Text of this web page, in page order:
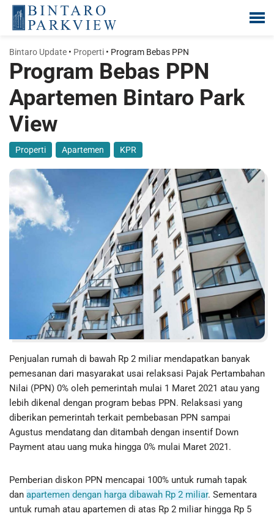
Lompat
ke
konten
Bintaro Update • Properti • Program Bebas PPN
Program Bebas PPN
Apartemen Bintaro Park
View
Properti Apartemen KPR
Penjualan rumah di bawah Rp 2 miliar mendapatkan banyak
pemesanan dari masyarakat usai relaksasi Pajak Pertambahan
Nilai (PPN) 0% oleh pemerintah mulai 1 Maret 2021 atau yang
lebih dikenal dengan program bebas PPN. Relaksasi yang
diberikan pemerintah terkait pembebasan PPN sampai
Agustus mendatang dan ditambah dengan insentif Down
Payment atau uang muka hingga 0% mulai Maret 2021.
Pemberian diskon PPN mencapai 100% untuk rumah tapak
dan apartemen dengan harga dibawah Rp 2 miliar. Sementara
untuk rumah atau apartemen di atas Rp 2 miliar hingga Rp 5